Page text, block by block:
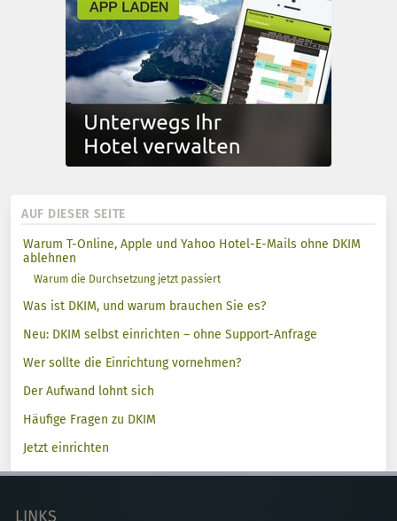
AUF DIESER SEITE
Warum T-Online, Apple und Yahoo Hotel-E-Mails ohne DKIM
ablehnen
Warum die Durchsetzung jetzt passiert
Was ist DKIM, und warum brauchen Sie es?
Neu: DKIM selbst einrichten – ohne Support-Anfrage
Wer sollte die Einrichtung vornehmen?
Der Aufwand lohnt sich
Häufige Fragen zu DKIM
Jetzt einrichten
LINKS